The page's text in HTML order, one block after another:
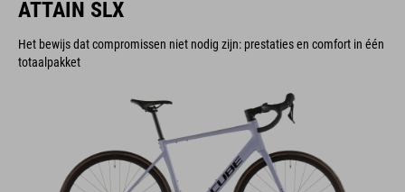
ATTAIN SLX
Het bewijs dat compromissen niet nodig zijn: prestaties en comfort in één
totaalpakket